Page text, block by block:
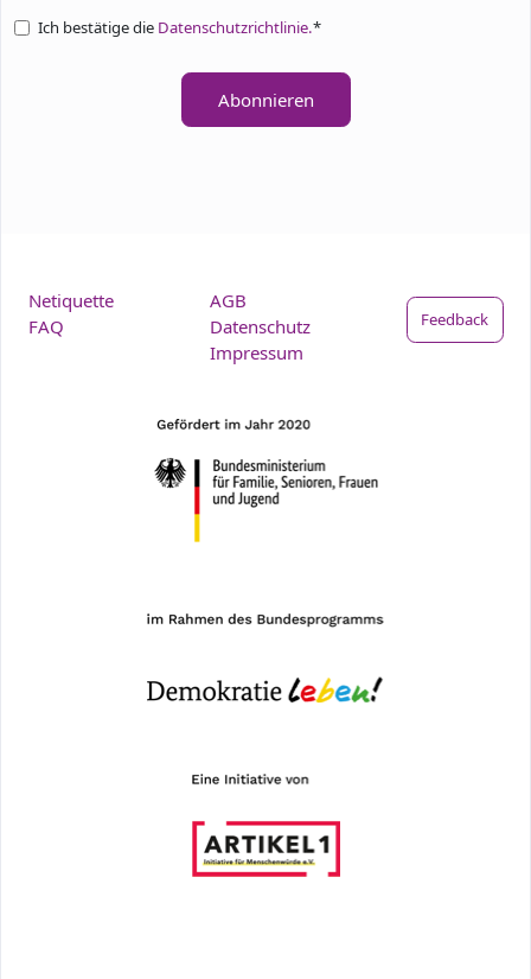
Ich bestätige die Datenschutzrichtlinie.*
Abonnieren
Netiquette
FAQ
AGB
Datenschutz
Impressum
Feedback